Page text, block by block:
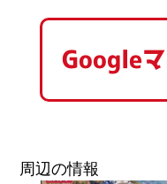
Google
周辺の情報